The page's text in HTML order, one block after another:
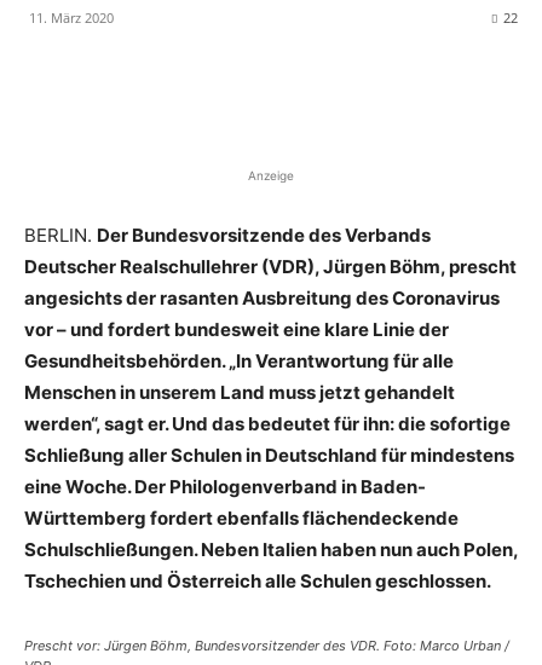
11. März 2020 22
Anzeige
BERLIN. Der Bundesvorsitzende des Verbands
Deutscher Realschullehrer (VDR), Jürgen Böhm, prescht
angesichts der rasanten Ausbreitung des Coronavirus
vor – und fordert bundesweit eine klare Linie der
Gesundheitsbehörden. „In Verantwortung für alle
Menschen in unserem Land muss jetzt gehandelt
werden“, sagt er. Und das bedeutet für ihn: die sofortige
Schließung aller Schulen in Deutschland für mindestens
eine Woche. Der Philologenverband in Baden-
Württemberg fordert ebenfalls flächendeckende
Schulschließungen. Neben Italien haben nun auch Polen,
Tschechien und Österreich alle Schulen geschlossen.
Prescht vor: Jürgen Böhm, Bundesvorsitzender des VDR. Foto: Marco Urban /